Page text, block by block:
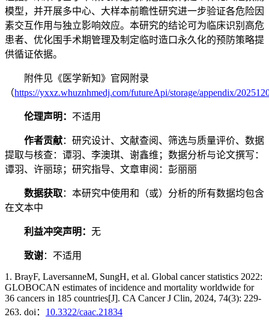
模型，并开展多中心、大样本前瞻性研究进一步验证各危险因
素交互作用与独立影响效应。本研究的结论可为临床识别高危
患者、优化围手术期管理及制定临时造口永久化的预防策略提
供循证依据。
附件见《医学新知》官网附录
（https://yxxz.whuznhmedj.com/futureApi/storage/appendix/
伦理声明： 不适用
作者贡献：研究设计、文献查阅、筛选与质量评价、数据
提取与核查：谭羽、李澳琪、谢鑫维；数据分析与论文撰写：
谭羽、许丽琼；研究指导、文章审阅：彭丽丽
数据获取：本研究中使用和（或）分析的所有数据均包含
在文本中
利益冲突声明： 无
致谢：不适用
1. BrayF, LaversanneM, SungH, et al. Global cancer statistics 2022:
GLOBOCAN estimates of incidence and mortality worldwide for
36 cancers in 185 countries[J]. CA Cancer J Clin, 2024, 74(3): 229-
263. doi： 10.3322/caac.21834